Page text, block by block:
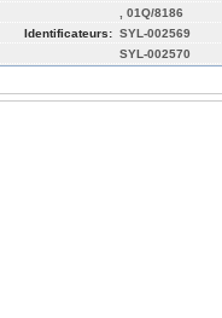
, 01Q/8186
Identificateurs: SYL-002569
SYL-002570